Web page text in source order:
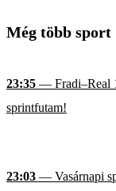
Még több sport
23:35 — Fradi–Real
sprintfutam!
23:03 — Vasárnapi